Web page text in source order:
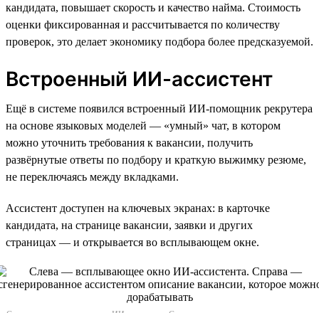
кандидата, повышает скорость и качество найма. Стоимость
оценки фиксированная и рассчитывается по количеству
проверок, это делает экономику подбора более предсказуемой.
Встроенный ИИ-ассистент
Ещё в системе появился встроенный ИИ-помощник рекрутера
на основе языковых моделей — «умный» чат, в котором
можно уточнить требования к вакансии, получить
развёрнутые ответы по подбору и краткую выжимку резюме,
не переключаясь между вкладками.
Ассистент доступен на ключевых экранах: в карточке
кандидата, на странице вакансии, заявки и других
страницах — и открывается во всплывающем окне.